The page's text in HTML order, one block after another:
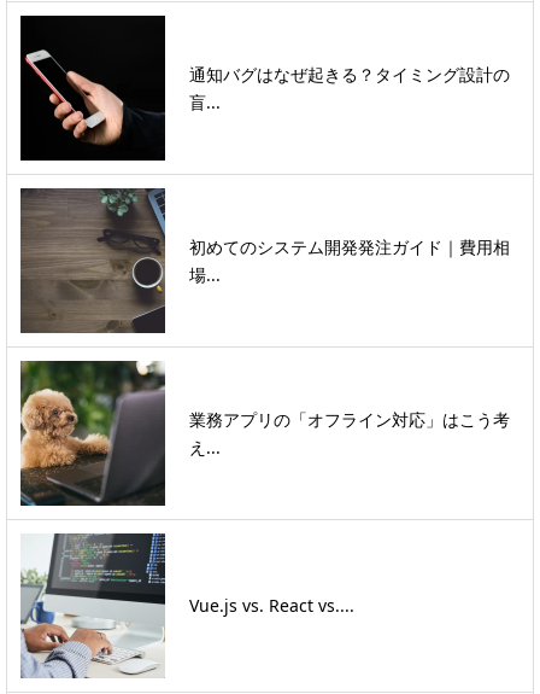
通知バグはなぜ起きる？タイミング設計の
盲...
初めてのシステム開発発注ガイド｜費用相
場...
業務アプリの「オフライン対応」はこう考
え...
Vue.js vs. React vs....